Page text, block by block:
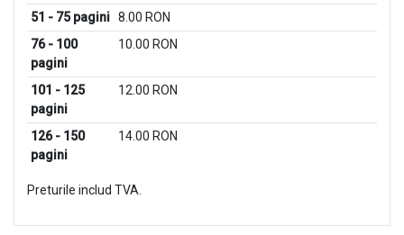
51 - 75 pagini 8.00 RON
76 - 100
pagini
10.00 RON
101 - 125
pagini
12.00 RON
126 - 150
pagini
14.00 RON
Preturile includ TVA.